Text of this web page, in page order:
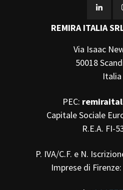
REMIRA ITALIA
Via Isaac
50018
Italia
PEC:
Capitale Sociale
R.E.A. FI-
P. IVA/C.F. e N.
Imprese di